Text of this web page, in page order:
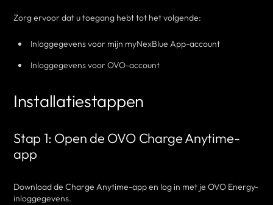
Zorg ervoor dat u toegang hebt tot het volgende:
Inloggegevens voor mijn myNexBlue App-account
Inloggegevens voor OVO-account
Installatiestappen
Stap 1: Open de OVO Charge Anytime-
app
Download de Charge Anytime-app en log in met je OVO Energy-
inloggegevens.